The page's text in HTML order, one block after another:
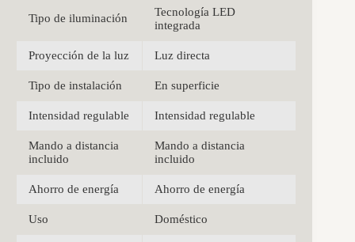
Tipo de iluminación
Tecnología LED
integrada
Proyección de la luz Luz directa
Tipo de instalación En superficie
Intensidad regulable Intensidad regulable
Mando a distancia
incluido
Mando a distancia
incluido
Ahorro de energía Ahorro de energía
Uso Doméstico